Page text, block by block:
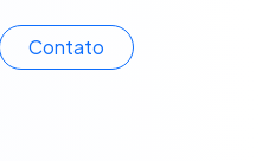
Contato